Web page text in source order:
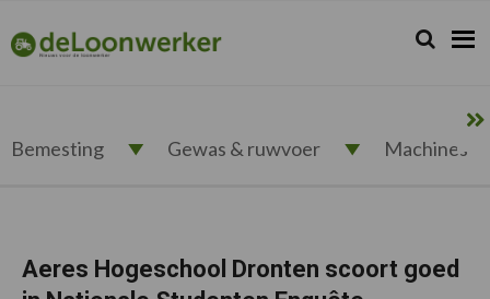
de
hoofdnavigatie
de
hoofd
de
eerste
de
voettekst
deloonwerker.nl Zoeken...
Zoek
Bemesting Gewas & ruwvoer Machines
Aeres Hogeschool Dronten scoort goed